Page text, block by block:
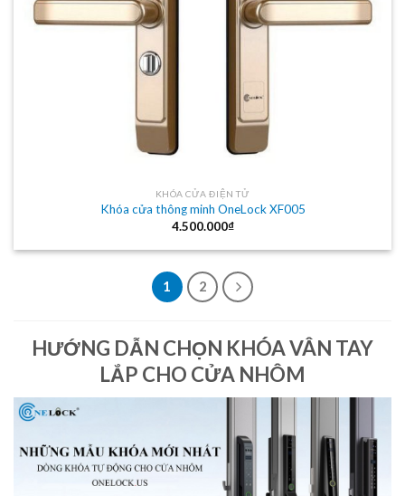
KHÓA CỬA ĐIỆN TỬ
Khóa cửa thông minh OneLock XF005
4.500.000₫
1 2
HƯỚNG DẪN CHỌN KHÓA VÂN TAY
LẮP CHO CỬA NHÔM